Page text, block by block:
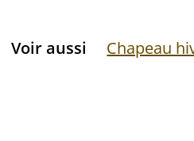
Voir aussi Chapeau